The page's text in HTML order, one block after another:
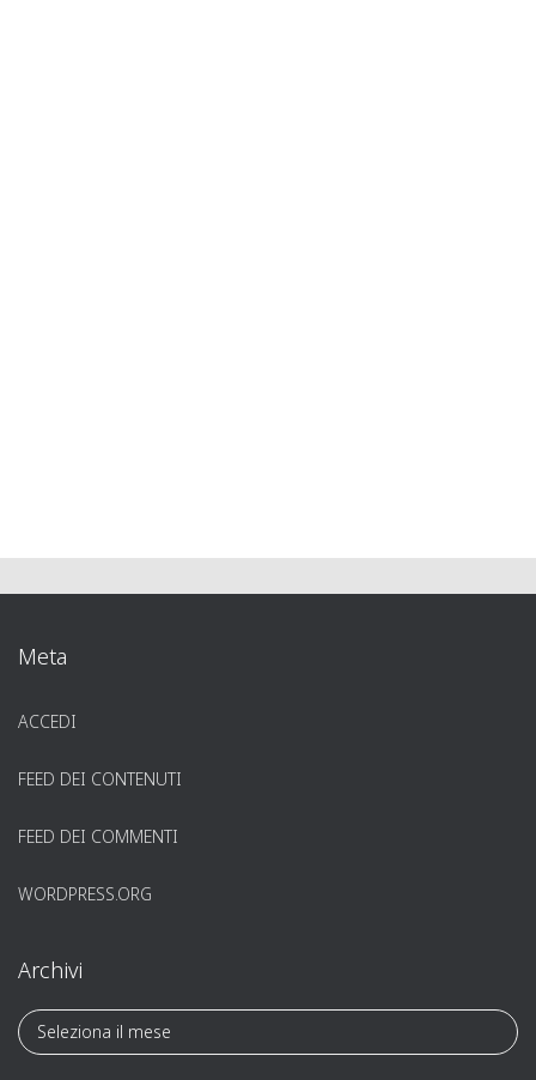
Meta
ACCEDI
FEED DEI CONTENUTI
FEED DEI COMMENTI
WORDPRESS.ORG
Archivi
A
r